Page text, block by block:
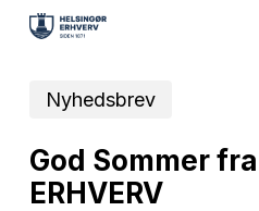
Skip
Nyhedsbrev
God Sommer
ERHVERV